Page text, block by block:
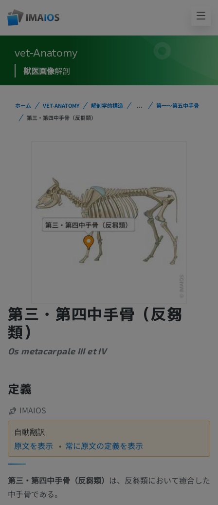
vet-Anatomy
獣医画像解剖
ホーム VET-ANATOMY 解剖学的構造 ...
第一～第五中手骨
第三・第四中手骨（反芻類）
第三・第四中手骨（反芻
類）
Os metacarpale III et IV
定義
IMAIOS
自動翻訳
原文を表示 常に原文の定義を表示
第三・第四中手骨（反芻類） は、反芻類において癒合した
中手骨である。